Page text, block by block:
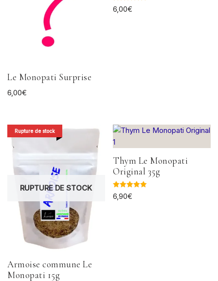
Le Monopati Surprise
6,00€
Note
5.00
6,00€
Rupture de stock
RUPTURE DE STOCK
Armoise commune Le
Monopati 15g
Thym Le Monopati
Original 35g
Note
5.00
6,90€